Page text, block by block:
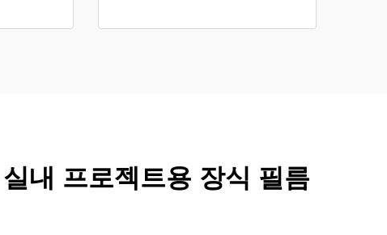
내 프로젝트용 장식 필름